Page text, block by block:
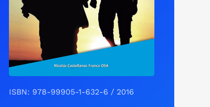
ISBN: 978-99905-1-632-6 / 2016